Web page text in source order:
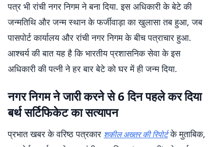
पत्र भी रांची नगर निगम ने बना दिया. इस अधिकारी के बेटे की
जन्मतिथि और जन्म स्थान के फर्जीवाड़ा का खुलासा तब हुआ, जब
पासपोर्ट कार्यालय और रांची नगर निगम के बीच पत्राचार हुआ.
आश्चर्य की बात यह है कि भारतीय प्रशासनिक सेवा के इस
अधिकारी की पत्नी ने हर बार बेटे को घर में ही जन्म दिया.
नगर निगम ने जारी करने से 6 दिन पहले कर दिया
बर्थ सर्टिफिकेट का सत्यापन
प्रभात खबर के वरिष्ठ पत्रकार शकील अख्तर की रिपोर्टके मुताबिक,